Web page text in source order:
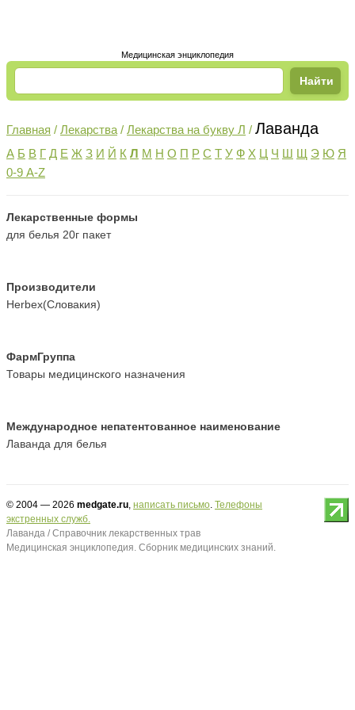
Медицинская энциклопедия
Главная / Лекарства/ Лекарства на букву Л / Лаванда
А Б В Г Д Е Ж З И Й К Л М Н О П Р С Т У Ф Х Ц Ч Ш Щ Э Ю Я
0-9 A-Z
Лекарственные формы
для белья 20г пакет
Производители
Herbex(Словакия)
ФармГруппа
Товары медицинского назначения
Международное непатентованное наименование
Лаванда для белья
© 2004 — 2026 medgate.ru, написать письмо. Телефоны
экстренных служб.
Лаванда / Справочник лекарственных трав
Медицинская энциклопедия. Сборник медицинских знаний.